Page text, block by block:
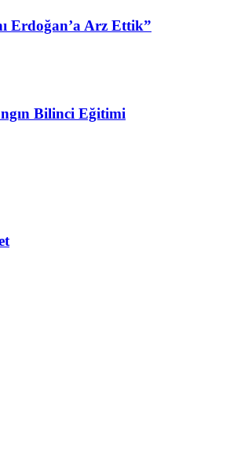
Erdoğan’a Arz Ettik”
Bilinci Eğitimi